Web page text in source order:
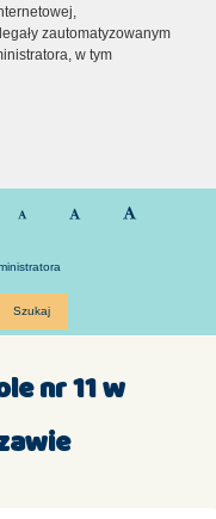
zautomatyzowanym
w tym
nr 11 w